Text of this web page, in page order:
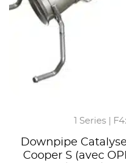
1 Series |
Downpipe
Cooper S (avec